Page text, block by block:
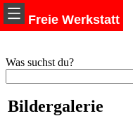
Freie Werkstatt
Was suchst du?
Bildergalerie